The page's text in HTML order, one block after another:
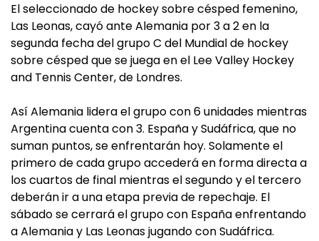
El seleccionado de hockey sobre césped femenino,
Las Leonas, cayó ante Alemania por 3 a 2 en la
segunda fecha del grupo C del Mundial de hockey
sobre césped que se juega en el Lee Valley Hockey
and Tennis Center, de Londres.
Así Alemania lidera el grupo con 6 unidades mientras
Argentina cuenta con 3. España y Sudáfrica, que no
suman puntos, se enfrentarán hoy. Solamente el
primero de cada grupo accederá en forma directa a
los cuartos de final mientras el segundo y el tercero
deberán ir a una etapa previa de repechaje. El
sábado se cerrará el grupo con España enfrentando
a Alemania y Las Leonas jugando con Sudáfrica.